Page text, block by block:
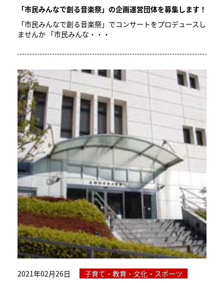
「市民みんなで創る音楽祭」の企画運営団体を募集します！
「市民みんなで創る音楽祭」でコンサートをプロデュースし
ませんか 「市民みんな・・・
2021年02月26日
子育て・教育・文化・スポーツ